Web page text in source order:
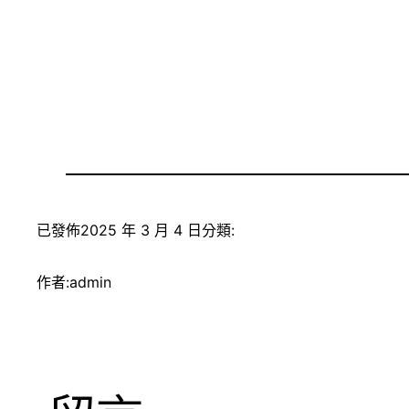
已發佈2025 年 3 月 4 日 分類:
作者:admin